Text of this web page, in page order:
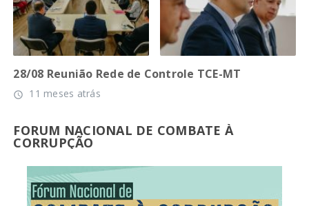
28/08 Reunião Rede de Controle TCE-MT
access_time 11 meses atrás
FORUM NACIONAL DE COMBATE À
CORRUPÇÃO